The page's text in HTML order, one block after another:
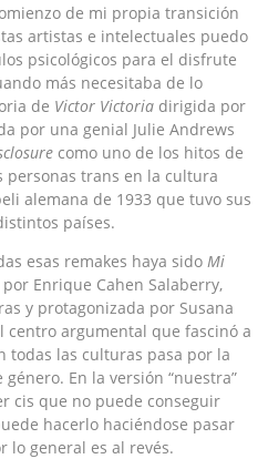
de mi propia transición
artistas e intelectuales puedo
psicológicos para el disfrute
más necesitaba de lo
de Victor Victoria dirigida por
por una genial Julie Andrews
como uno de los hitos de
personas trans en la cultura
alemana de 1933 que tuvo sus
países.
esas remakes haya sido Mi
Enrique Cahen Salaberry,
y protagonizada por Susana
centro argumental que fascinó a
todas las culturas pasa por la
En la versión “nuestra”
cis que no puede conseguir
hacerlo haciéndose pasar
lo general es al revés.